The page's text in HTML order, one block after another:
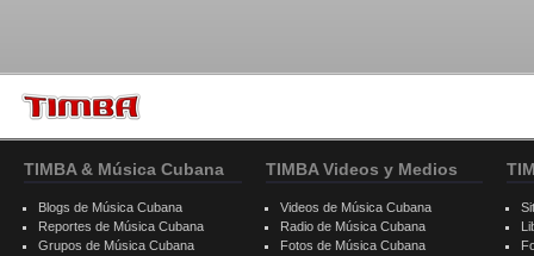
TIMBA & Música Cubana
Blogs de Música Cubana
Reportes de Música Cubana
Grupos de Música Cubana
TIMBA Videos y Medios
Videos de Música Cubana
Radio de Música Cubana
Fotos de Música Cubana